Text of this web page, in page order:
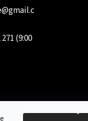
@gmail.c
(9:00